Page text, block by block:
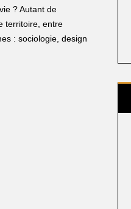
? Autant de
territoire, entre
: sociologie, design